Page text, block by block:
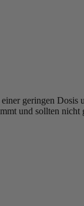
geringen Dosis
und sollten nicht